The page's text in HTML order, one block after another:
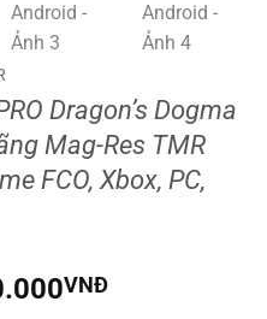
Dragon’s Dogma
Mag-Res TMR
FCO, Xbox, PC,
VNĐGiá